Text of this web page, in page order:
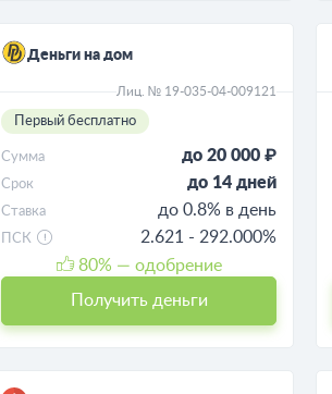
Деньги на дом
Лиц. № 19-035-04-009121
Первый бесплатно
Сумма до 20 000 ₽
Срок до 14 дней
Ставка до 0.8% в день
ПСК
2.621 - 292.000%
80% — одобрение
Получить деньги